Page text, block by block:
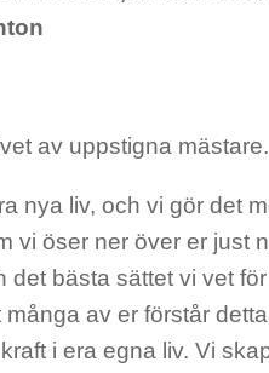
av uppstigna mästare.
nya liv, och vi gör det
vi öser ner över er just
bästa sättet vi vet
av er förstår
i era egna liv. Vi